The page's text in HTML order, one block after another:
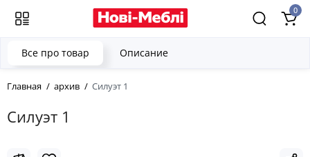
0
Главная архив Силуэт 1
Силуэт 1
Все про товар Описание